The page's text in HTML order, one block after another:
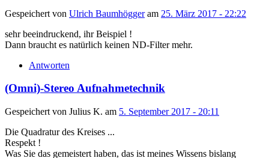
Gespeichert von Ulrich Baumhöggeram 25. März 2017 - 22:22
sehr beeindruckend, ihr Beispiel !
Dann braucht es natürlich keinen ND-Filter mehr.
Antworten
(Omni)-Stereo Aufnahmetechnik
Gespeichert von Julius K. am 5. September 2017 - 20:11
Die Quadratur des Kreises ...
Respekt !
Was Sie das gemeistert haben, das ist meines Wissens bislang